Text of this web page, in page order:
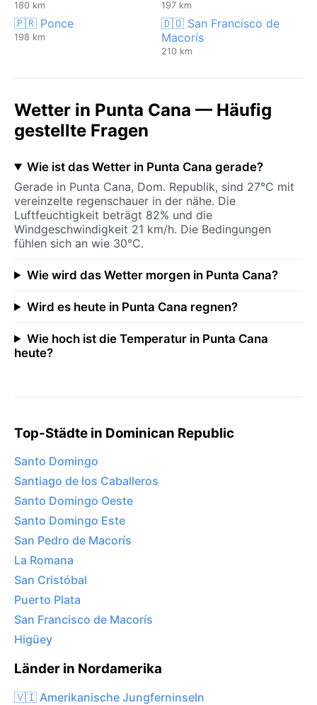
180 km 197 km
🇵🇷 Ponce
198 km
🇩🇴 San Francisco de
Macorís
210 km
Wetter in Punta Cana — Häufig
gestellte Fragen
Wie ist das Wetter in Punta Cana gerade?
Gerade in Punta Cana, Dom. Republik, sind 27°C mit
vereinzelte regenschauer in der nähe. Die
Luftfeuchtigkeit beträgt 82% und die
Windgeschwindigkeit 21 km/h. Die Bedingungen
fühlen sich an wie 30°C.
Wie wird das Wetter morgen in Punta Cana?
Wird es heute in Punta Cana regnen?
Wie hoch ist die Temperatur in Punta Cana
heute?
Top-Städte in Dominican Republic
Santo Domingo
Santiago de los Caballeros
Santo Domingo Oeste
Santo Domingo Este
San Pedro de Macorís
La Romana
San Cristóbal
Puerto Plata
San Francisco de Macorís
Higüey
Länder in Nordamerika
🇻🇮 Amerikanische Jungferninseln